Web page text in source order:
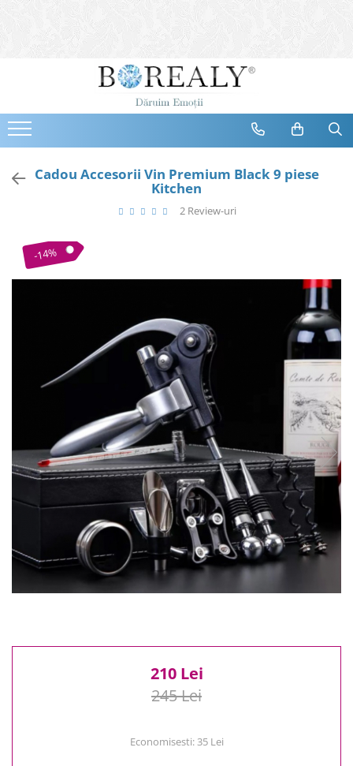
Bijuterii
Cercei
Bratari
Coliere
Destinatari
Bijuterii Femei
Cele mai noi
Cele mai votate
Cu video
Pret
100 Lei - 200 Lei
200 Lei - 300 Lei
300 Lei - 500 Lei
500 Lei - 1000 Lei
1000 Lei +
Cadou Accesorii Vin Premium Black 9 piese
Kitchen
2 Review-uri
-14%
210 Lei
245 Lei
Economisesti:35 Lei